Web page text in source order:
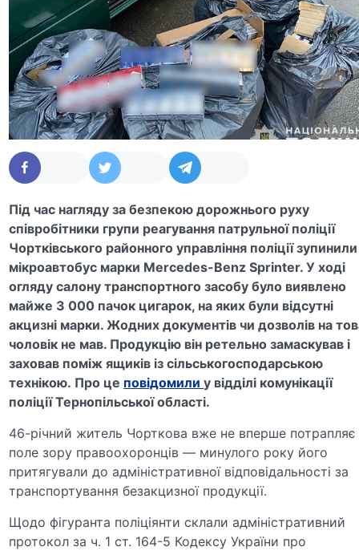
Під час нагляду за безпекою дорожнього руху
співробітники групи реагування патрульної поліції
Чортківського районного управління поліції зупинили
мікроавтобус марки Mercedes-Benz Sprinter. У ході
огляду салону транспортного засобу було виявлено
майже 3 000 пачок цигарок, на яких були відсутні
акцизні марки. Жодних документів чи дозволів на
чоловік не мав. Продукцію він ретельно замаскував і
заховав поміж ящиків із сільськогосподарською
технікою. Про це повідомилиу відділі комунікації
поліції Тернопільської області.
46-річний житель Чорткова вже не вперше потрапляє
поле зору правоохоронців — минулого року його
притягували до адміністративної відповідальності за
транспортування безакцизної продукції.
Щодо фігуранта поліціянти склали адміністративний
протокол за ч. 1 ст. 164-5 Кодексу України про